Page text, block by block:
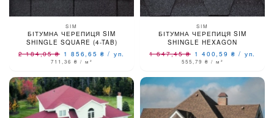
SIM
БІТУМНА ЧЕРЕПИЦЯ SIM
SHINGLE SQUARE (4-TAB)
2 184,05₴ 1 856,65₴ / уп.
711,36 ₴ / м²
SIM
БІТУМНА ЧЕРЕПИЦЯ SIM
SHINGLE HEXAGON
1 647,45₴ 1 400,59₴ / уп.
555,79 ₴ / м²